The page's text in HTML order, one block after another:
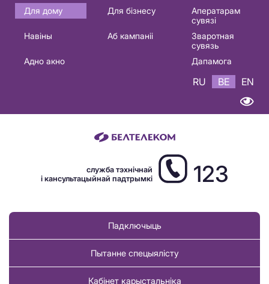
Основная
навигация
Для дому Для бізнесу
Аператарам
сувязі
Навіны
Аб кампаніі
Зваротная
сувязь
Адно акно
Дапамога
RU BE EN
служба тэхнічнай
і кансультацыйнай падтрымкі
123
Падключыць
Пытанне спецыялісту
Кабінет карыстальніка